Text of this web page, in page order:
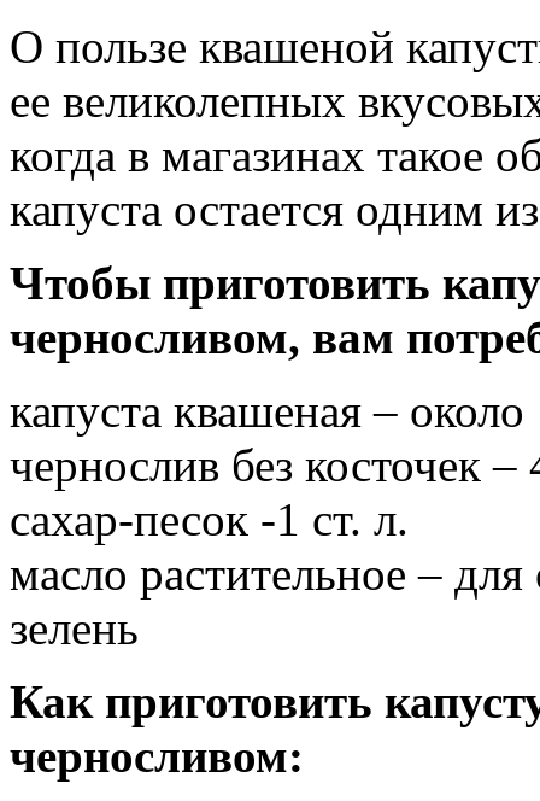
О пользе квашеной
ее великолепных
когда в магазинах такое
капуста остается одним
Чтобы приготовить
черносливом, вам
капуста квашеная – около
чернослив без косточек –
сахар-песок -1 ст. л.
масло растительное –
зелень
Как приготовить
черносливом: